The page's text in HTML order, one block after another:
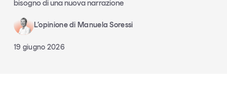
bisogno di una nuova narrazione
L’opinione di Manuela Soressi
19 giugno 2026